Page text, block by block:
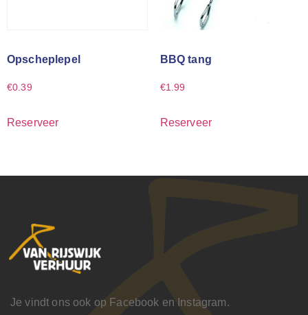
Opscheplepel
€0.39
Reserveer
BBQ tang
€1.99
Reserveer
Je vindt ons ook op Facebook en Instagram.